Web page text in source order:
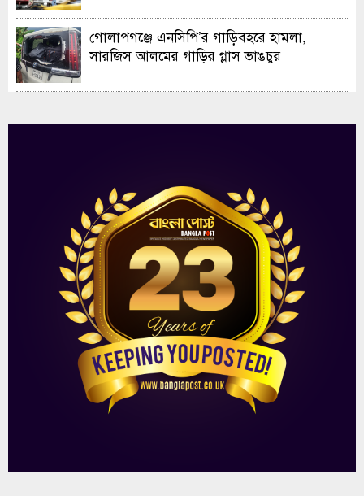
গোলাপগঞ্জে এনসিপি’র গাড়িবহরে হামলা,
সারজিস আলমের গাড়ির গ্লাস ভাঙচুর